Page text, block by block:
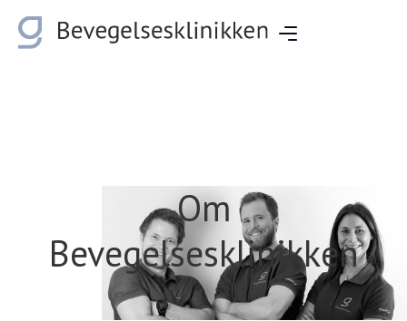
Om
Bevegelsesklinikken